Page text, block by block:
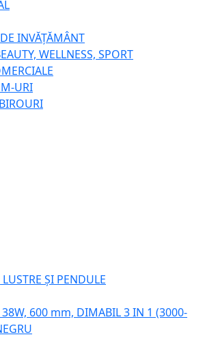
INVĂȚĂMÂNT
WELLNESS, SPORT
URI
ȘI PENDULE
38W, 600 mm, DIMABIL 3 IN 1 (3000-